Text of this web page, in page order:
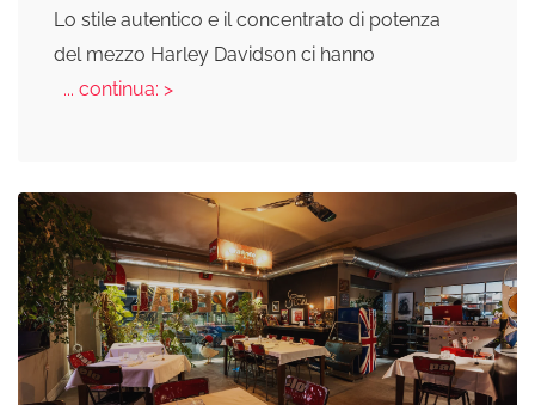
Lo stile autentico e il concentrato di potenza
del mezzo Harley Davidson ci hanno
... continua: >